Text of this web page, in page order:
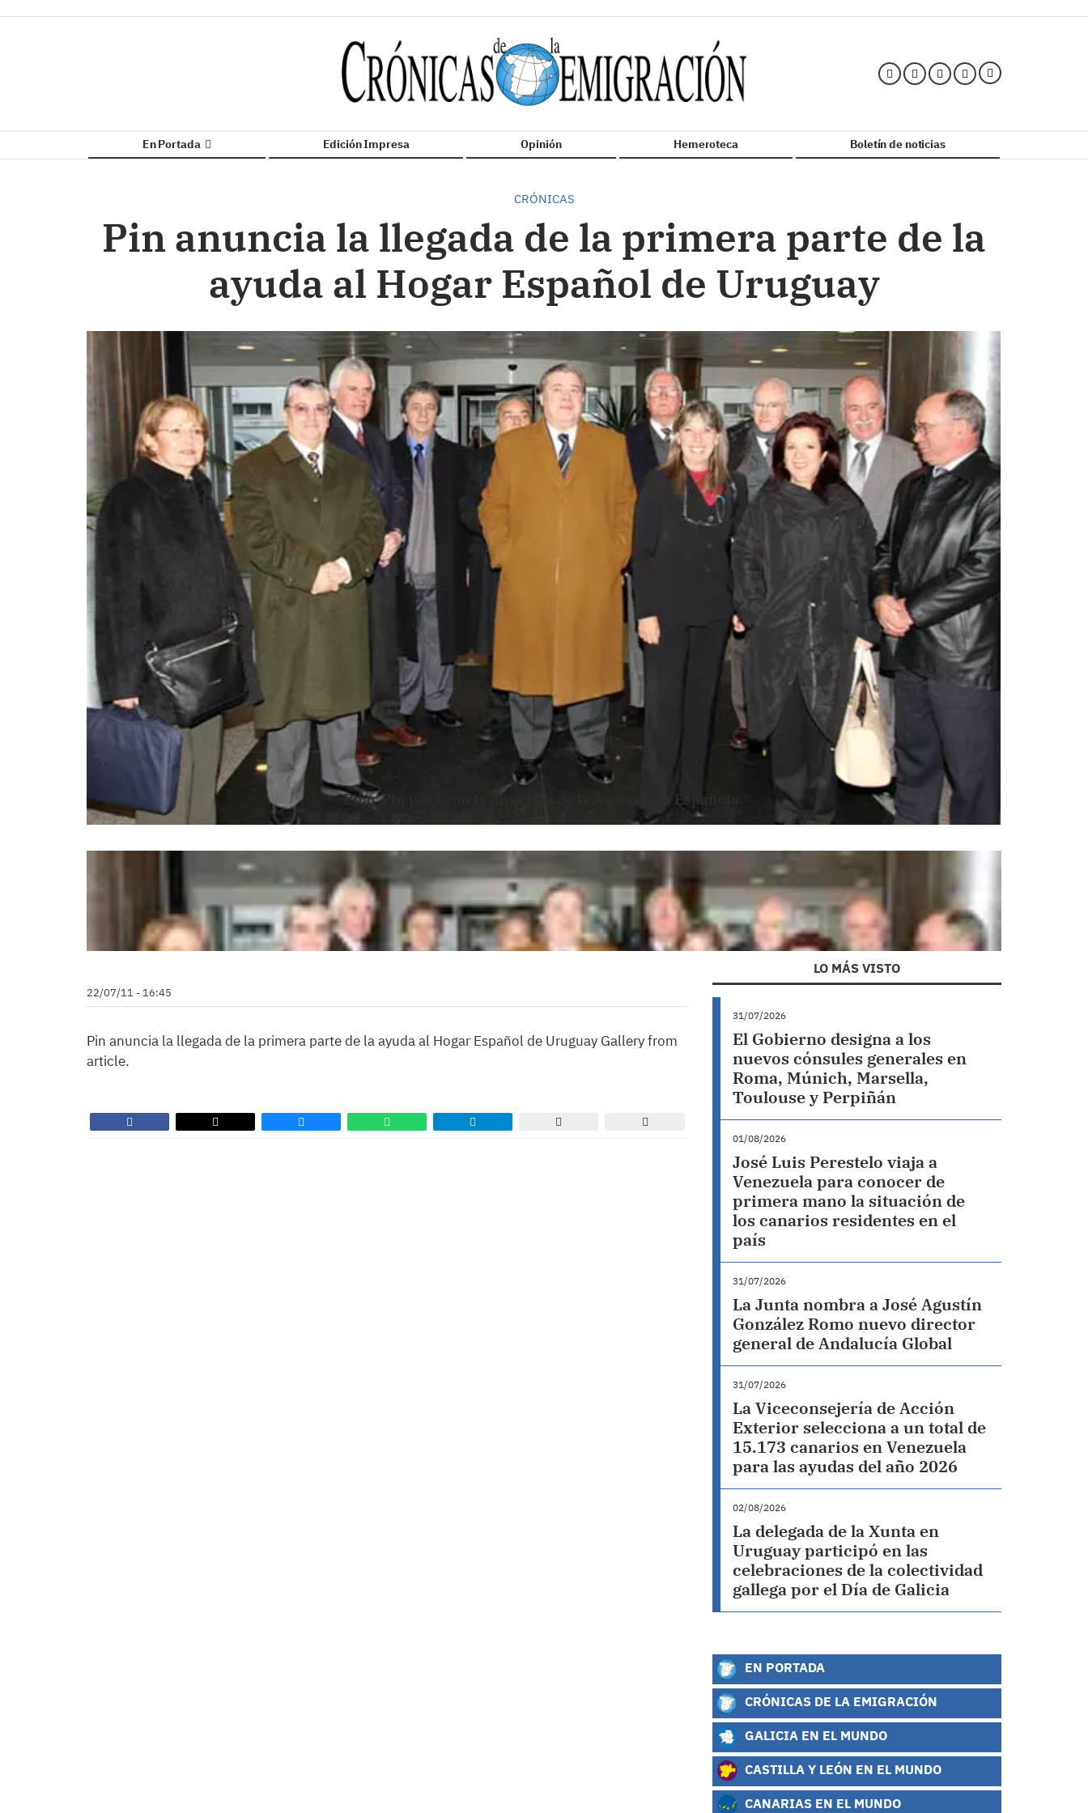
En Portada Edición Impresa Opinión Hemeroteca Boletín de noticias
CRÓNICAS
Pin anuncia la llegada de la primera parte de la
ayuda al Hogar Español de Uruguay
Pilar Pin posa con la directiva de la Asociación Española.
22/07/11 - 16:45
Pin anuncia la llegada de la primera parte de la ayuda al Hogar Español de Uruguay Gallery from
article.
LO MÁS VISTO
31/07/2026
El Gobierno designa a los
nuevos cónsules generales en
Roma, Múnich, Marsella,
Toulouse y Perpiñán
01/08/2026
José Luis Perestelo viaja a
Venezuela para conocer de
primera mano la situación de
los canarios residentes en el
país
31/07/2026
La Junta nombra a José Agustín
González Romo nuevo director
general de Andalucía Global
31/07/2026
La Viceconsejería de Acción
Exterior selecciona a un total de
15.173 canarios en Venezuela
para las ayudas del año 2026
02/08/2026
La delegada de la Xunta en
Uruguay participó en las
celebraciones de la colectividad
gallega por el Día de Galicia
EN PORTADA
CRÓNICAS DE LA EMIGRACIÓN
GALICIA EN EL MUNDO
CASTILLA Y LEÓN EN EL MUNDO
CANARIAS EN EL MUNDO